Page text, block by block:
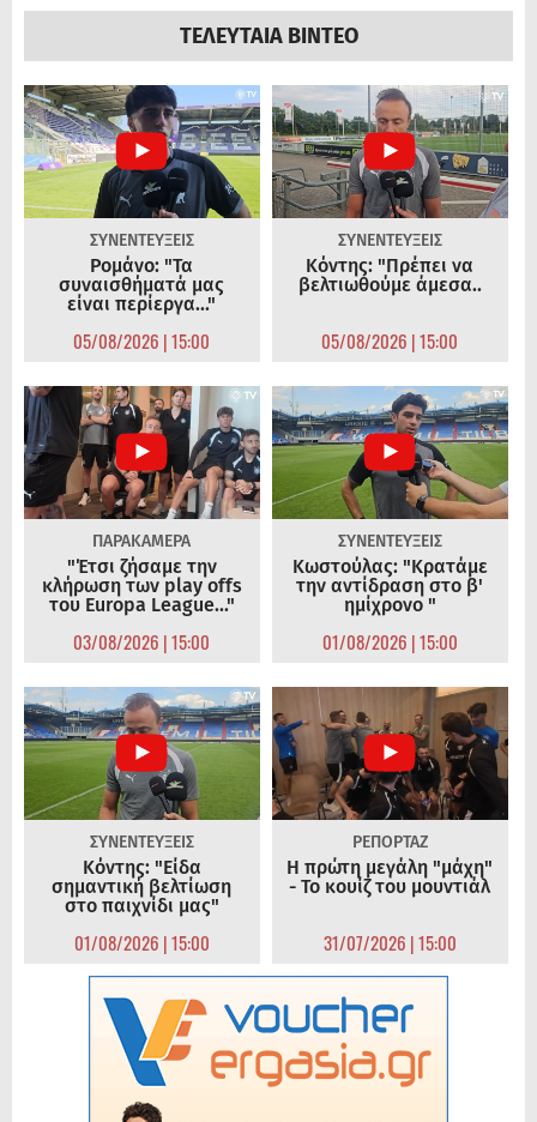
ΤΕΛΕΥΤΑΙΑ ΒΙΝΤΕΟ
ΣΥΝΕΝΤΕΥΞΕΙΣ
Ρομάνο: "Τα
συναισθήματά μας
είναι περίεργα..."
05/08/2026 | 15:00
ΣΥΝΕΝΤΕΥΞΕΙΣ
Κόντης: "Πρέπει να
βελτιωθούμε άμεσα..
05/08/2026 | 15:00
ΠΑΡΑΚΑΜΕΡΑ
"Έτσι ζήσαμε την
κλήρωση των play offs
του Europa League..."
03/08/2026 | 15:00
ΣΥΝΕΝΤΕΥΞΕΙΣ
Κωστούλας: "Κρατάμε
την αντίδραση στο β'
ημίχρονο "
01/08/2026 | 15:00
ΣΥΝΕΝΤΕΥΞΕΙΣ
Κόντης: "Είδα
σημαντική βελτίωση
στο παιχνίδι μας"
01/08/2026 | 15:00
ΡΕΠΟΡΤΑΖ
Η πρώτη μεγάλη "μάχη"
- Το κουίζ του μουντιάλ
31/07/2026 | 15:00